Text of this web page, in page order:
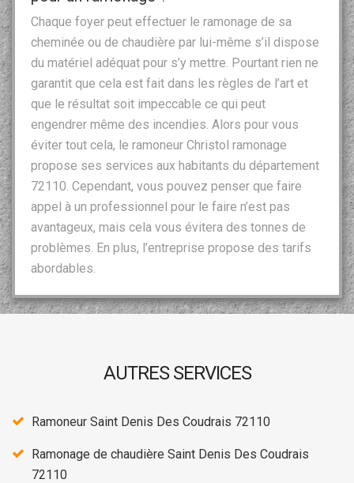
Chaque foyer peut effectuer le ramonage de sa
cheminée ou de chaudière par lui-même s’il dispose
du matériel adéquat pour s’y mettre. Pourtant rien ne
garantit que cela est fait dans les règles de l’art et
que le résultat soit impeccable ce qui peut
engendrer même des incendies. Alors pour vous
éviter tout cela, le ramoneur Christol ramonage
propose ses services aux habitants du département
72110. Cependant, vous pouvez penser que faire
appel à un professionnel pour le faire n’est pas
avantageux, mais cela vous évitera des tonnes de
problèmes. En plus, l’entreprise propose des tarifs
abordables.
AUTRES SERVICES
Ramoneur Saint Denis Des Coudrais 72110
Ramonage de chaudière Saint Denis Des Coudrais
72110